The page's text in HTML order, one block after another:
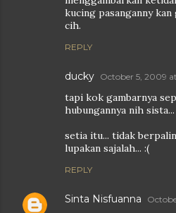
kucing pasanganny kan
cih.
REPLY
ducky October 5, 2009
tapi kok gambarnya
hubungannya nih sista...
setia itu... tidak
lupakan sajalah... :(
REPLY
Sinta Nisfuanna